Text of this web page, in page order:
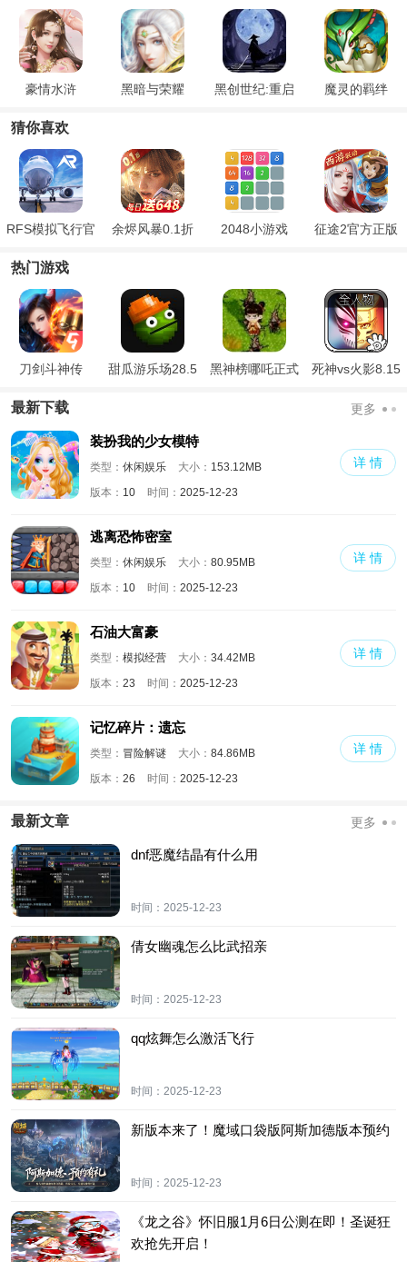
豪情水浒 黑暗与荣耀 黑创世纪:重启 魔灵的羁绊
猜你喜欢
RFS模拟飞行官
方版
余烬风暴0.1折
2048小游戏 征途2官方正版
热门游戏
刀剑斗神传
甜瓜游乐场28.5
黑神榜哪吒正式
死神vs火影8.15
最新下载 更多
装扮我的少女模特
类型： 休闲娱乐 大小： 153.12MB
版本： 10 时间： 2025-12-23
详 情
逃离恐怖密室
类型： 休闲娱乐 大小： 80.95MB
版本： 10 时间： 2025-12-23
详 情
石油大富豪
类型： 模拟经营 大小： 34.42MB
版本： 23 时间： 2025-12-23
详 情
记忆碎片：遗忘
类型： 冒险解谜 大小： 84.86MB
版本： 26 时间： 2025-12-23
详 情
最新文章 更多
dnf恶魔结晶有什么用
时间： 2025-12-23
倩女幽魂怎么比武招亲
时间： 2025-12-23
qq炫舞怎么激活飞行
时间： 2025-12-23
新版本来了！魔域口袋版阿斯加德版本预约
时间： 2025-12-23
《龙之谷》怀旧服1月6日公测在即！圣诞狂
欢抢先开启！